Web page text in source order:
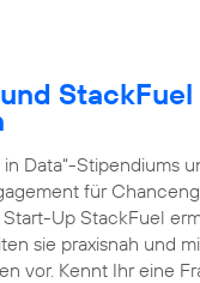
und
Data“-Stipendiums
für
Up StackFuel
sie praxisnah und
vor. Kennt Ihr eine